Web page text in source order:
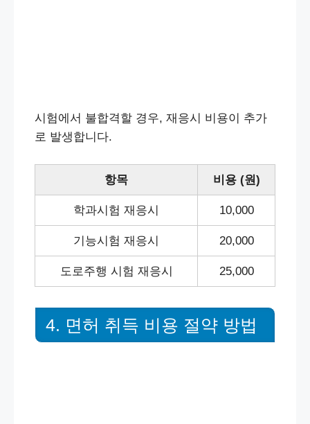
시험에서 불합격할 경우, 재응시 비용이 추가
로 발생합니다.
항목 비용 (원)
학과시험 재응시 10,000
기능시험 재응시 20,000
도로주행 시험 재응시 25,000
4. 면허 취득 비용 절약 방법